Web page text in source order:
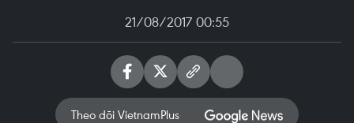
21/08/2017 00:55
Theo dõi VietnamPlus